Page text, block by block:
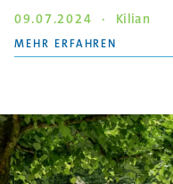
09.07.2024 · Kilian
MEHR ERFAHREN